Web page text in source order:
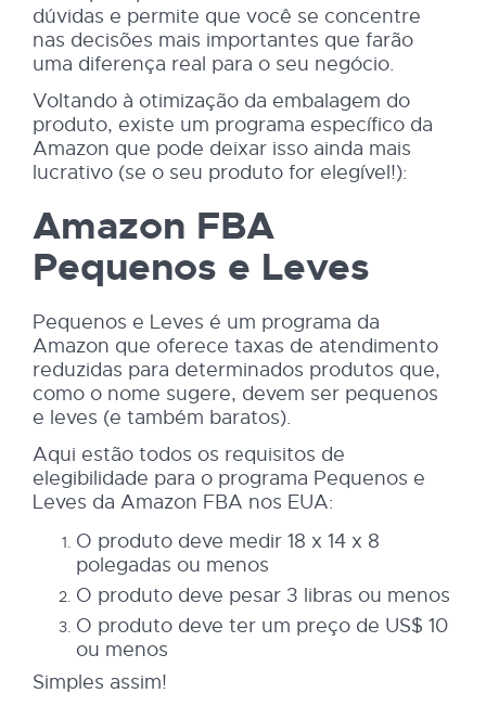
dúvidas e permite que você se concentre
nas decisões mais importantes que farão
uma diferença real para o seu negócio.
Voltando à otimização da embalagem do
produto, existe um programa específico da
Amazon que pode deixar isso ainda mais
lucrativo (se o seu produto for elegível!):
Amazon FBA
Pequenos e Leves
Pequenos e Leves é um programa da
Amazon que oferece taxas de atendimento
reduzidas para determinados produtos que,
como o nome sugere, devem ser pequenos
e leves (e também baratos).
Aqui estão todos os requisitos de
elegibilidade para o programa Pequenos e
Leves da Amazon FBA nos EUA:
O produto deve medir 18 x 14 x 8
polegadas ou menos
O produto deve pesar 3 libras ou menos
O produto deve ter um preço de US$ 10
ou menos
Simples assim!